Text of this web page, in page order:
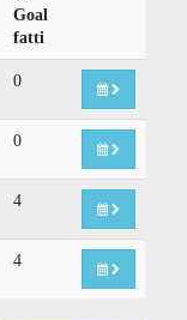
Goal
fatti
0
0
4
4